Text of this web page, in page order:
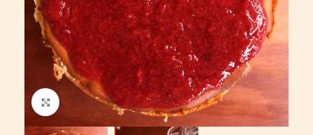
Aumentar imagem